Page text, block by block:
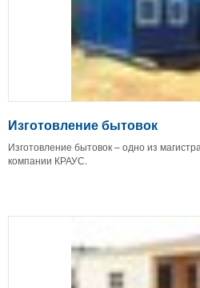
Изготовление бытовок
Изготовление бытовок – одно из
компании КРАУС.